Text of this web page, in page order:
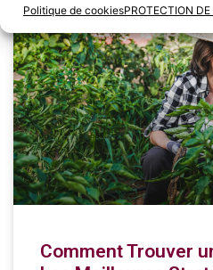
Politique de cookiesPROTECTION
Comment Trouver